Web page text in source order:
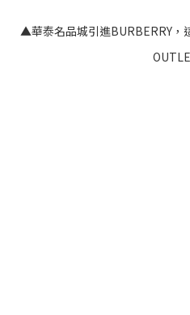
▲華泰名品城引進BURBERRY，